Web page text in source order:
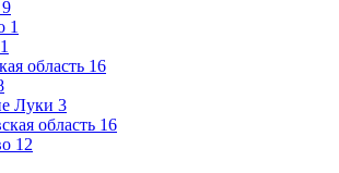
9
1
1
область 16
Луки 3
область 16
12